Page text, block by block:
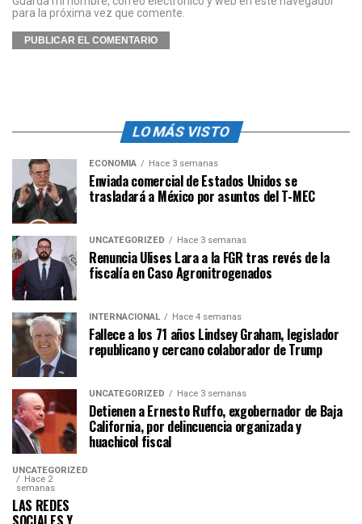
para la próxima vez que comente.
LO MÁS VISTO
ECONOMÍA Hace 3 semanas
Enviada comercial de Estados Unidos se
trasladará a México por asuntos del T-MEC
UNCATEGORIZED Hace 3 semanas
Renuncia Ulises Lara a la FGR tras revés de la
fiscalía en Caso Agronitrogenados
INTERNACIONAL Hace 4 semanas
Fallece a los 71 años Lindsey Graham, legislador
republicano y cercano colaborador de Trump
UNCATEGORIZED Hace 3 semanas
Detienen a Ernesto Ruffo, exgobernador de Baja
California, por delincuencia organizada y
huachicol fiscal
UNCATEGORIZED
Hace 2
semanas
LAS REDES